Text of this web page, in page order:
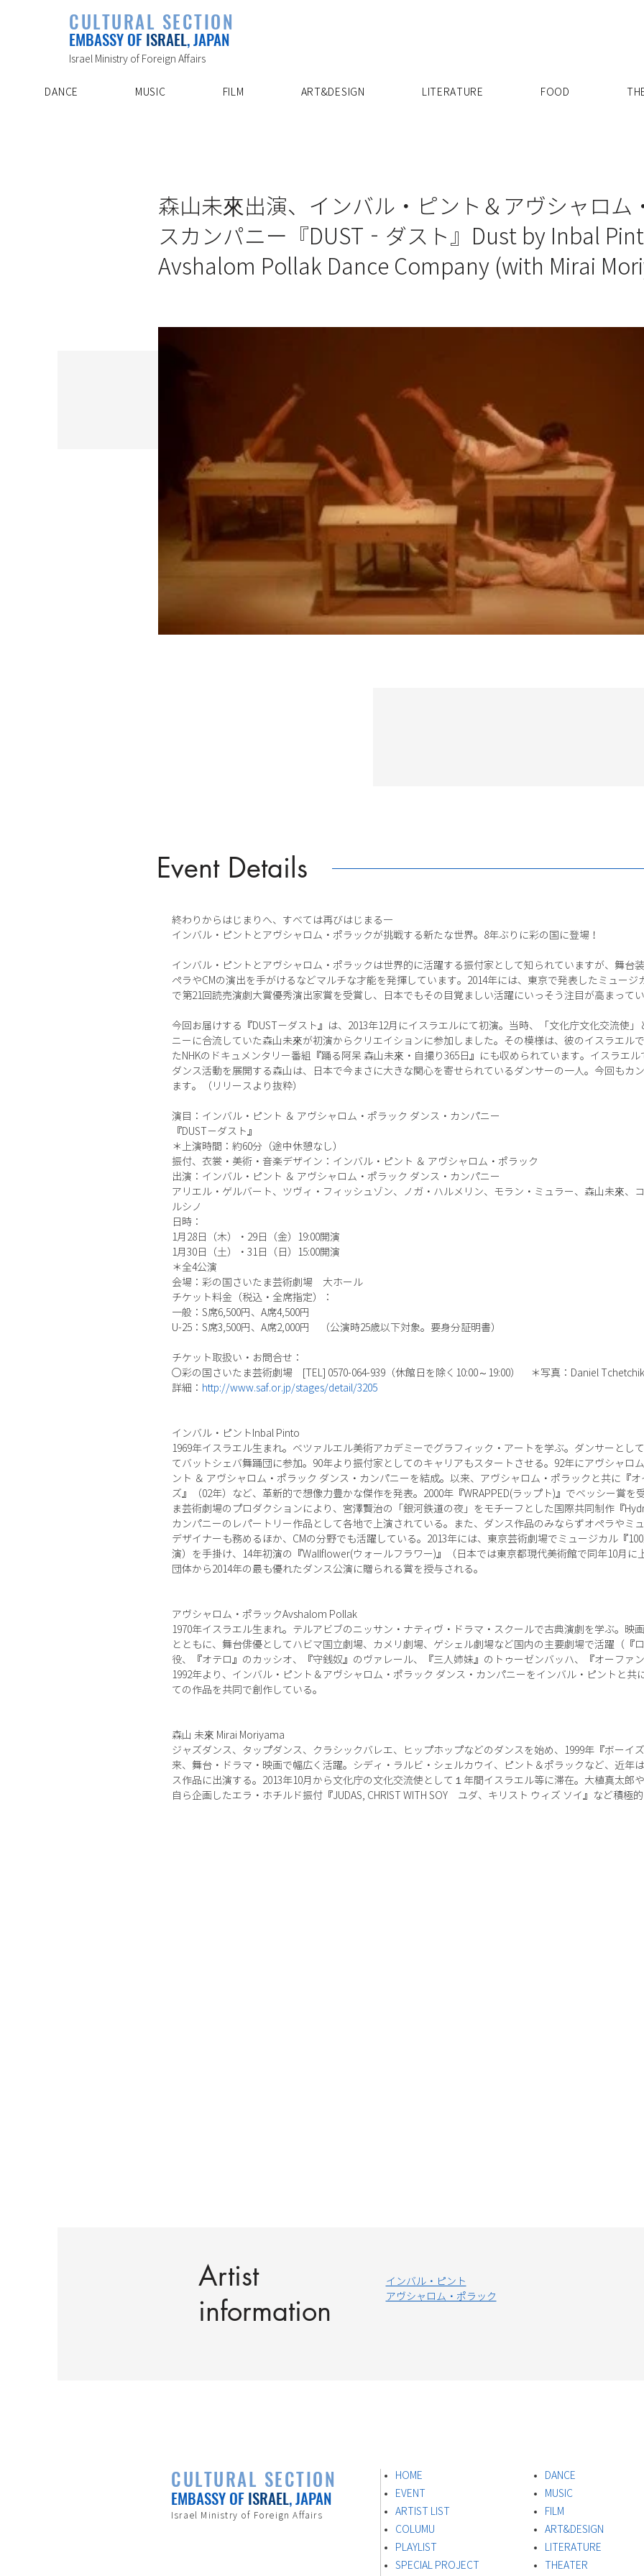
SPECIAL PROJECT
ABOUT US
CONTACT
CULTURAL SECTION
EMBASSY OFISRAEL, JAPAN
Israel Ministry of Foreign Affairs
DANCE MUSIC FILM ART&DESIGN LITERATURE FOOD
森山未來出演、インバル・ピント＆アヴシャロム
スカンパニー『DUST‐ダスト』Dust by Inbal
Avshalom Pollak Dance Company (with Mirai
Event Details
終わりからはじまりへ、すべては再びはじまる―
インバル・ピントとアヴシャロム・ポラックが挑戦する新たな世界。8年ぶりに彩の国に登場！
インバル・ピントとアヴシャロム・ポラックは世界的に活躍する振付家として知られていますが、舞台
ペラやCMの演出を手がけるなどマルチな才能を発揮しています。2014年には、東京で発表したミュージ
で第21回読売演劇大賞優秀演出家賞を受賞し、日本でもその目覚ましい活躍にいっそう注目が高まってい
今回お届けする『DUST－ダスト』は、2013年12月にイスラエルにて初演。当時、「文化庁文化交流使
ニーに合流していた森山未來が初演からクリエイションに参加しました。その模様は、彼のイスラエル
たNHKのドキュメンタリー番組『踊る阿呆 森山未來・自撮り365日』にも収められています。イスラエ
ダンス活動を展開する森山は、日本で今まさに大きな関心を寄せられているダンサーの一人。今回もカ
ます。（リリースより抜粋）
演目：インバル・ピント ＆ アヴシャロム・ポラック ダンス・カンパニー
『DUST－ダスト』
＊上演時間：約60分（途中休憩なし）
振付、衣裳・美術・音楽デザイン：インバル・ピント ＆ アヴシャロム・ポラック
出演：インバル・ピント ＆ アヴシャロム・ポラック ダンス・カンパニー
アリエル・ゲルバート、ツヴィ・フィッシュゾン、ノガ・ハルメリン、モラン・ミュラー、森山未來、
ルシノ
日時：
1月28日（木）・29日（金）19:00開演
1月30日（土）・31日（日）15:00開演
＊全4公演
会場：彩の国さいたま芸術劇場 大ホール
チケット料金（税込・全席指定）：
一般：S席6,500円、A席4,500円
U-25：S席3,500円、A席2,000円 （公演時25歳以下対象。要身分証明書）
チケット取扱い・お問合せ：
○彩の国さいたま芸術劇場 [TEL] 0570-064-939（休館日を除く10:00～19:00） ＊写真：Daniel Tchetchik
詳細： http://www.saf.or.jp/stages/detail/3205
インバル・ピントInbal Pinto
1969年イスラエル生まれ。ベツァルエル美術アカデミーでグラフィック・アートを学ぶ。ダンサーとし
てバットシェバ舞踊団に参加。90年より振付家としてのキャリアもスタートさせる。92年にアヴシャロ
ント ＆ アヴシャロム・ポラック ダンス・カンパニーを結成。以来、アヴシャロム・ポラックと共に『
ズ』（02年）など、革新的で想像力豊かな傑作を発表。2000年『WRAPPED(ラップト)』でベッシー賞を
ま芸術劇場のプロダクションにより、宮澤賢治の「銀河鉄道の夜」をモチーフとした国際共同制作『
カンパニーのレパートリー作品として各地で上演されている。また、ダンス作品のみならずオペラやミ
デザイナーも務めるほか、CMの分野でも活躍している。2013年には、東京芸術劇場でミュージカル『
演）を手掛け、14年初演の『Wallflower(ウォールフラワー)』（日本では東京都現代美術館で同年10月に
団体から2014年の最も優れたダンス公演に贈られる賞を授与される。
アヴシャロム・ポラックAvshalom Pollak
1970年イスラエル生まれ。テルアビブのニッサン・ナティヴ・ドラマ・スクールで古典演劇を学ぶ。映
とともに、舞台俳優としてハビマ国立劇場、カメリ劇場、ゲシェル劇場など国内の主要劇場で活躍（『
役、『オテロ』のカッシオ、『守銭奴』のヴァレール、『三人姉妹』のトゥーゼンバッハ、『オーファ
1992年より、インバル・ピント＆アヴシャロム・ポラック ダンス・カンパニーをインバル・ピントと共
ての作品を共同で創作している。
森山 未來 Mirai Moriyama
ジャズダンス、タップダンス、クラシックバレエ、ヒップホップなどのダンスを始め、1999年『ボーイ
来、舞台・ドラマ・映画で幅広く活躍。シディ・ラルビ・シェルカウイ、ピント＆ポラックなど、近年
ス作品に出演する。2013年10月から文化庁の文化交流使として１年間イスラエル等に滞在。大植真太郎
自ら企画したエラ・ホチルド振付『JUDAS, CHRIST WITH SOY ユダ、キリスト ウィズ ソイ』など積極的
Artist
information
インバル・ピント
アヴシャロム・ポラック
CULTURAL SECTION
EMBASSY OFISRAEL, JAPAN
Israel Ministry of Foreign Affairs
HOME
EVENT
ARTIST LIST
COLUMU
PLAYLIST
SPECIAL PROJECT
DANCE
MUSIC
FILM
ART&DESIGN
LITERATURE
THEATER